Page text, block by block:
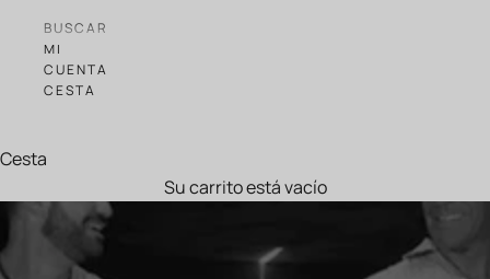
BUSCAR
MI
CUENTA
CESTA
Cesta
Su carrito está vacío